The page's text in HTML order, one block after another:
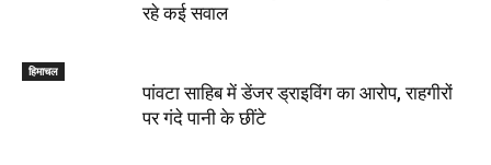
रहे कई सवाल
हिमाचल
पांवटा साहिब में डेंजर ड्राइविंग का आरोप, राहगीरों
पर गंदे पानी के छींटे